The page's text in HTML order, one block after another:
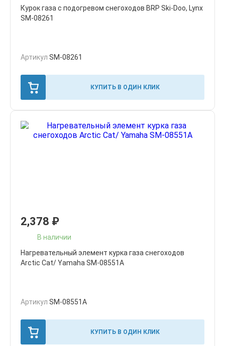
Курок газа с подогревом снегоходов BRP Ski-Doo, Lynx
SM-08261
Артикул SM-08261
КУПИТЬ В ОДИН КЛИК
2,378 ₽
В наличии
Нагревательный элемент курка газа снегоходов
Arctic Cat/ Yamaha SM-08551A
Артикул SM-08551A
КУПИТЬ В ОДИН КЛИК